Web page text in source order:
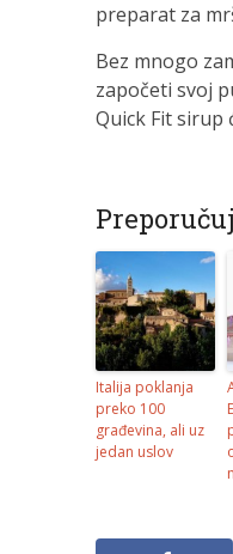
preparat za
Bez mnogo
započeti svoj
Quick Fit sirup
Italija poklanja
preko 100
građevina, ali uz
jedan uslov